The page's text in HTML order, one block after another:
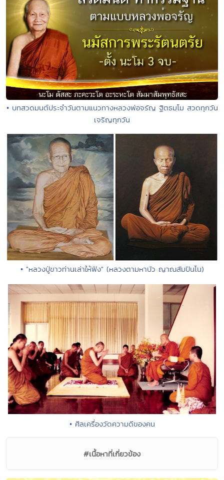
• บทสวดมนต์ประจำวันตามแนวทางหลวงพ่อจรัญ ฐิตธมฺโม สวดทุกวัน
เจริญทุกวัน
• "หลวงปู่ขาวท่านเล่าให้ฟัง" (หลวงตามหาบัว ญาณสัมปันโน)
• ศีลเครื่องวัดความดีของคน
#เนื้อหาที่เกี่ยวข้อง